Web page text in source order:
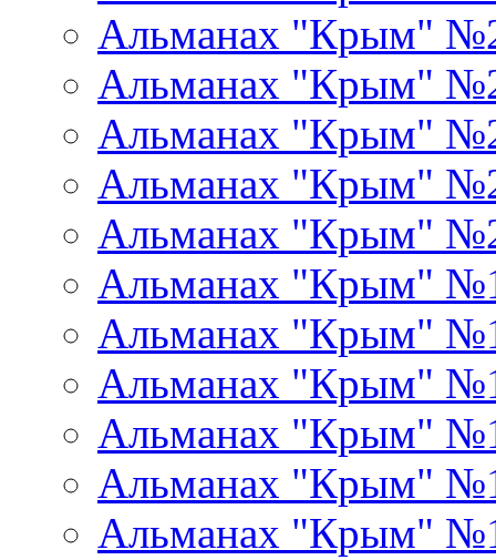
Альманах "Крым"
Альманах "Крым"
Альманах "Крым"
Альманах "Крым"
Альманах "Крым"
Альманах "Крым"
Альманах "Крым"
Альманах "Крым"
Альманах "Крым"
Альманах "Крым"
Альманах "Крым"